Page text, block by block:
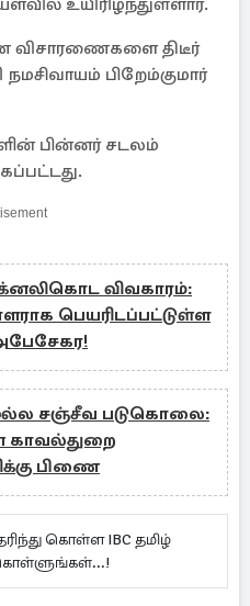
உயிரிழந்துள்ளார்.
விசாரணைகளை திடீர்
பிறேம்குமார்
பின்னர் சடலம்
விவகாரம்:
பெயரிடப்பட்டுள்ள
சஞ்சீவ படுகொலை:
காவல்துறை
பிணை
கொள்ள IBC தமிழ்